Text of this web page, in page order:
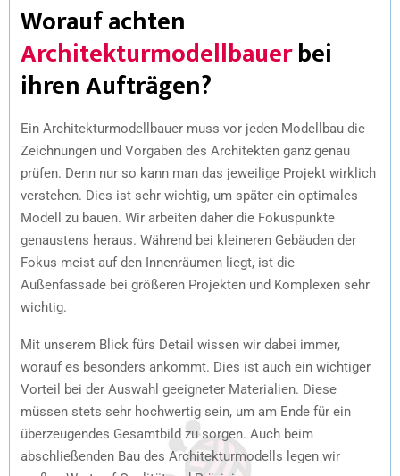
Worauf achten
Architekturmodellbauerbei
ihren Aufträgen?
Ein Architekturmodellbauer muss vor jeden Modellbau die
Zeichnungen und Vorgaben des Architekten ganz genau
prüfen. Denn nur so kann man das jeweilige Projekt wirklich
verstehen. Dies ist sehr wichtig, um später ein optimales
Modell zu bauen. Wir arbeiten daher die Fokuspunkte
genaustens heraus. Während bei kleineren Gebäuden der
Fokus meist auf den Innenräumen liegt, ist die
Außenfassade bei größeren Projekten und Komplexen sehr
wichtig.
Mit unserem Blick fürs Detail wissen wir dabei immer,
worauf es besonders ankommt. Dies ist auch ein wichtiger
Vorteil bei der Auswahl geeigneter Materialien. Diese
müssen stets sehr hochwertig sein, um am Ende für ein
überzeugendes Gesamtbild zu sorgen. Auch beim
abschließenden Bau des Architekturmodells legen wir